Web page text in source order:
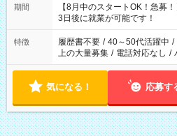
「できれば残業はしたくない
ね。 ※Wワーク希望の方へ 今ご覧のお仕事で希望する勤務時間
と、もう1つのお仕事の勤務時
合は応募できません。
期間
【8月中のスタートOK！急募
3日後に就業が可能です！
特徴 履歴書不要 / 40～50代活躍中 /
上の大量募集 / 電話対応なし /
気になる！ 応募す